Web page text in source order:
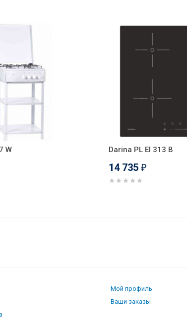
W Darina PL EI 313 B
14 735 ₽
Darina PL E 329 B
Мой профиль
Ваши заказы